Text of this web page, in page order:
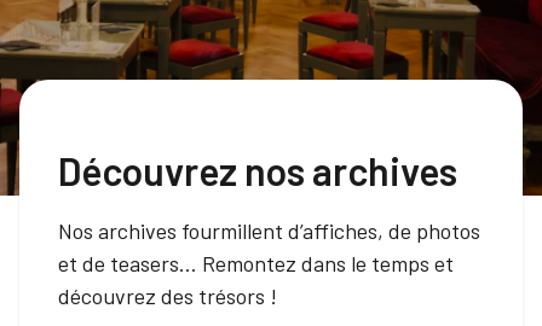
Découvrez nos archives
Nos archives fourmillent d’affiches, de photos
et de teasers… Remontez dans le temps et
découvrez des trésors !